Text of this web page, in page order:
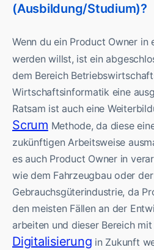
(Ausbildung/Studium)?
Wenn du ein Product Owner in
werden willst, ist ein
dem Bereich
Wirtschaftsinformatik eine
Ratsam ist auch eine
Scrum Methode, da diese
zukünftigen Arbeitsweise
es auch Product Owner in
wie dem Fahrzeugbau oder
Gebrauchsgüterindustrie, da
den meisten Fällen an der
arbeiten und dieser Bereich
Digitalisierung in Zukunft